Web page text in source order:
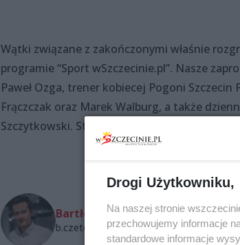
Wątki związane z zakończonymi właśnie
programie “Sport wSzczecinie.pl”. Nasze
Paweł Ozga, trener kobiecej Pogoni
Frączczak oraz Marek Walburg, a także
Szczytkowski. Startujemy 25 maja o godzinie
Bartłomiej Czetowicz
b.czetowicz@wszczecinie.pl
Drogi Użytkowniku,
Na naszej stronie
przechowujemy informacje
standardowe informacje